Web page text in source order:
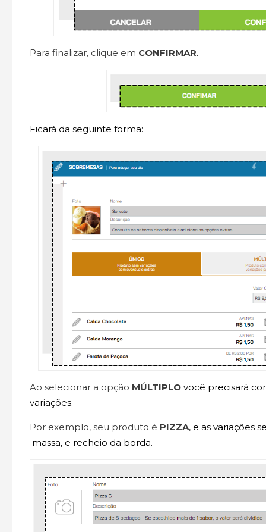
Para finalizar, clique em CONFIRMAR.
Ficará da seguinte forma:
Ao selecionar a opção MÚLTIPLO você precisará
variações.
Por exemplo, seu produto é PIZZA, e as variações
massa, e recheio da borda.